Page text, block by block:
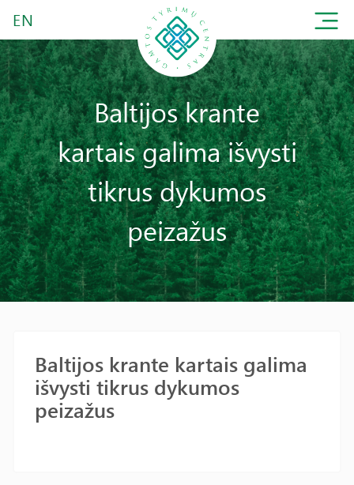
EN
Baltijos krante
kartais galima išvysti
tikrus dykumos
peizažus
Baltijos krante kartais galima
išvysti tikrus dykumos
peizažus